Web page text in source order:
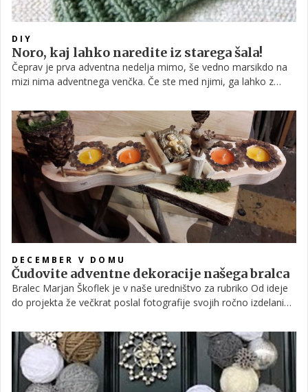
DIY
Noro, kaj lahko naredite iz starega šala!
Čeprav je prva adventna nedelja mimo, še vedno marsikdo na
mizi nima adventnega venčka. Če ste med njimi, ga lahko z
Takšen venček je letos pravi hit. Nekaj idej najdete v
nadaljevanju ...
DECEMBER V DOMU
Čudovite adventne dekoracije našega bralca
Bralec Marjan Škoflek je v naše uredništvo za rubriko Od ideje
do projekta že večkrat poslal fotografije svojih ročno izdelanih
adventnih dekoracij.